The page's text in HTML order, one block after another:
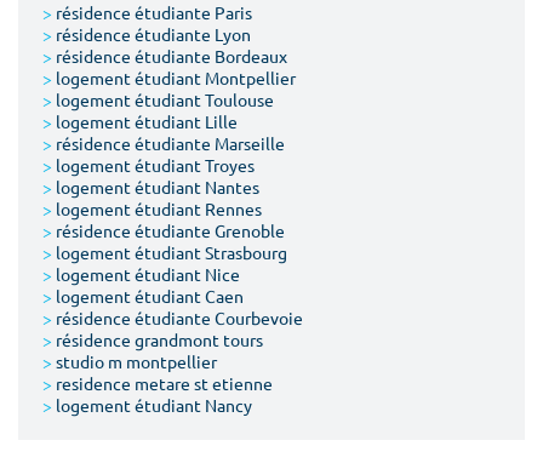
> résidence étudiante Paris
> résidence étudiante Lyon
> résidence étudiante Bordeaux
> logement étudiant Montpellier
> logement étudiant Toulouse
> logement étudiant Lille
> résidence étudiante Marseille
> logement étudiant Troyes
> logement étudiant Nantes
> logement étudiant Rennes
> résidence étudiante Grenoble
> logement étudiant Strasbourg
> logement étudiant Nice
> logement étudiant Caen
> résidence étudiante Courbevoie
> résidence grandmont tours
> studio m montpellier
> residence metare st etienne
> logement étudiant Nancy